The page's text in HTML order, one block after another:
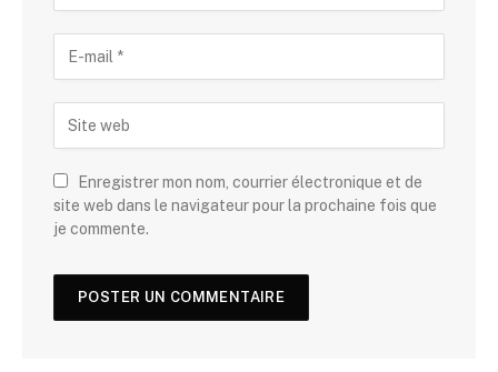
Enregistrer mon nom, courrier électronique et de
site web dans le navigateur pour la prochaine fois que
je commente.